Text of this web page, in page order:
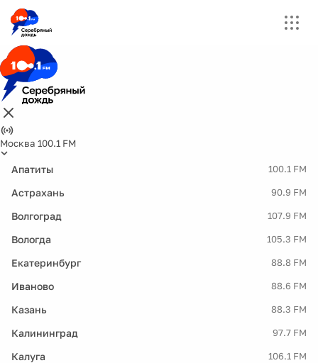
Москва 100.1 FM
Апатиты 100.1 FM
Астрахань 90.9 FM
Волгоград 107.9 FM
Вологда 105.3 FM
Екатеринбург 88.8 FM
Иваново 88.6 FM
Казань 88.3 FM
Калининград 97.7 FM
Калуга 106.1 FM